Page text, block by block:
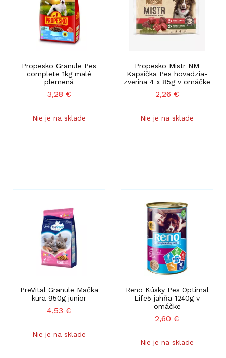
Propesko Granule Pes
complete 1kg malé
plemená
3,28 €
Nie je na sklade
Propesko Mistr NM
Kapsička Pes hovädzia-
zverina 4 x 85g v omáčke
2,26 €
Nie je na sklade
PreVital Granule Mačka
kura 950g junior
4,53 €
Nie je na sklade
Reno Kúsky Pes Optimal
Life5 jahňa 1240g v
omáčke
2,60 €
Nie je na sklade